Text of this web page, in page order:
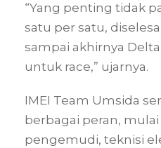
“Yang penting tidak
satu per satu,
sampai akhirnya
untuk race,” ujarnya.
IMEI Team Umsida
berbagai peran,
pengemudi, teknisi